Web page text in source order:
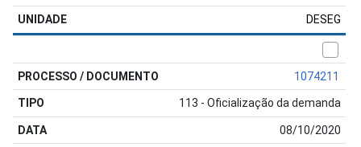
DESEG
1074211
113 - Oficialização da demanda
08/10/2020